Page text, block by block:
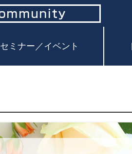
セミナー／イベント